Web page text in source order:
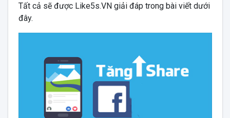
Tất cả sẽ được Like5s.VN giải đáp trong bài viết dưới
đây.